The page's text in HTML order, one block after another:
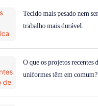
Tecido mais pesado nem
trabalho mais durável.
O que os projetos recentes
uniformes têm em comum?